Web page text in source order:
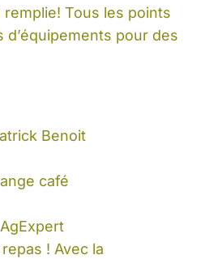
Tous les points
pour des
Benoit
café
! Avec la